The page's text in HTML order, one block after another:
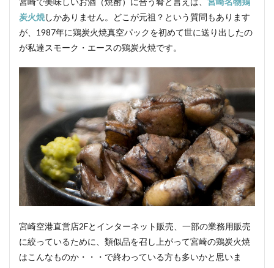
炭火焼しかありません。どこが元祖？という質問もあります
が、1987年に鶏炭火焼真空パックを初めて世に送り出したの
が私達スモーク・エースの鶏炭火焼です。
宮崎空港直営店2Fとインターネット販売、一部の業務用販売
に絞っているために、類似品を召し上がって宮崎の鶏炭火焼
はこんなものか・・・で終わっている方も多いかと思いま